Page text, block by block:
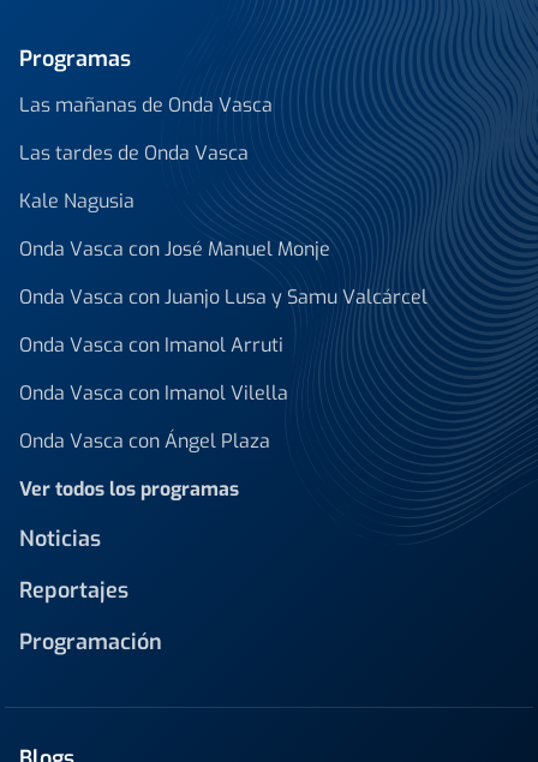
Programas
Las mañanas de Onda Vasca
Las tardes de Onda Vasca
Kale Nagusia
Onda Vasca con José Manuel Monje
Onda Vasca con Juanjo Lusa y Samu Valcárcel
Onda Vasca con Imanol Arruti
Onda Vasca con Imanol Vilella
Onda Vasca con Ángel Plaza
Ver todos los programas
Noticias
Reportajes
Programación